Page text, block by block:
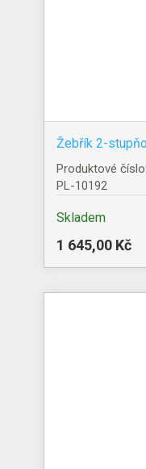
Žebřík 2-
Produktové číslo:
PL-10192
Skladem
1 645,00 Kč